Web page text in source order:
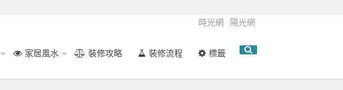
時光網 陽光網
家居風水 裝修攻略 裝修流程 標籤